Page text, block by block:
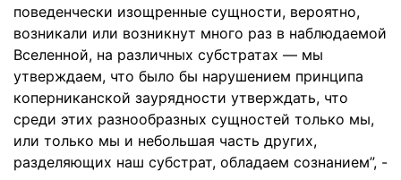
поведенчески изощренные сущности, вероятно,
возникали или возникнут много раз в наблюдаемой
Вселенной, на различных субстратах — мы
утверждаем, что было бы нарушением принципа
коперниканской заурядности утверждать, что
среди этих разнообразных сущностей только мы,
или только мы и небольшая часть других,
разделяющих наш субстрат, обладаем сознанием”, -